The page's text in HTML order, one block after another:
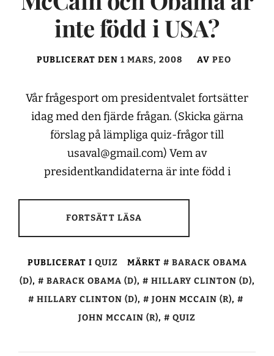
inte född i USA?
PUBLICERAT DEN 1 MARS, 2008 AV PEO
Vår frågesport om presidentvalet fortsätter
idag med den fjärde frågan. (Skicka gärna
förslag på lämpliga quiz-frågor till
usaval@gmail.com) Vem av
presidentkandidaterna är inte född i
FORTSÄTT LÄSA
PUBLICERAT I QUIZ MÄRKT
BARACK OBAMA
(D), BARACK OBAMA (D), HILLARY CLINTON (D),
HILLARY CLINTON (D), JOHN MCCAIN (R),
JOHN MCCAIN (R), QUIZ